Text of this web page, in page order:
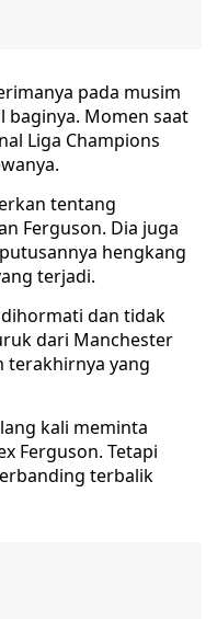
pada musim
Momen saat
Liga Champions
tentang
Ferguson. Dia juga
hengkang
terjadi.
dan tidak
dari Manchester
terakhirnya yang
kali meminta
Ferguson. Tetapi
terbalik